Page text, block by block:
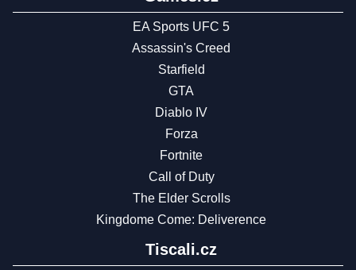
EA Sports UFC 5
Assassin's Creed
Starfield
GTA
Diablo IV
Forza
Fortnite
Call of Duty
The Elder Scrolls
Kingdome Come: Deliverence
Tiscali.cz